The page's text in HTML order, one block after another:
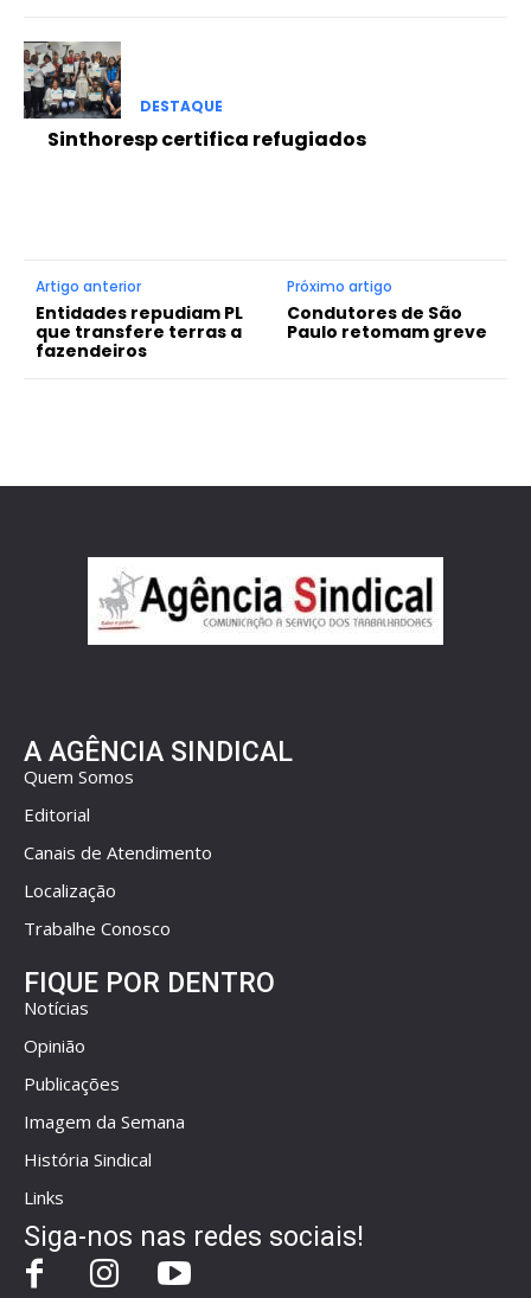
DESTAQUE
Sinthoresp certifica refugiados
Artigo anterior
Entidades repudiam PL
que transfere terras a
fazendeiros
Próximo artigo
Condutores de São
Paulo retomam greve
A AGÊNCIA SINDICAL
Quem Somos
Editorial
Canais de Atendimento
Localização
Trabalhe Conosco
FIQUE POR DENTRO
Notícias
Opinião
Publicações
Imagem da Semana
História Sindical
Links
Siga-nos nas redes sociais!